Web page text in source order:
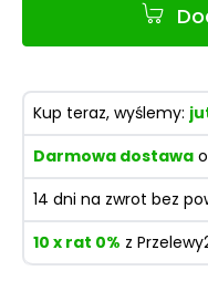
Kup teraz, wyślemy:
Darmowa dostawa
14 dni na zwrot bez
10 x rat 0% z